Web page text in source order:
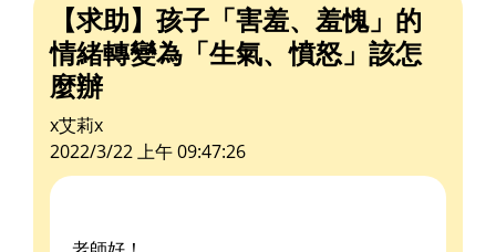
【求助】孩子「害羞、羞愧」的
情緒轉變為「生氣、憤怒」該怎
麼辦
x艾莉x
2022/3/22 上午 09:47:26